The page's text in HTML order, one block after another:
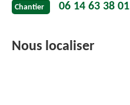
Chantier 06 14 63 38 01
Nous localiser